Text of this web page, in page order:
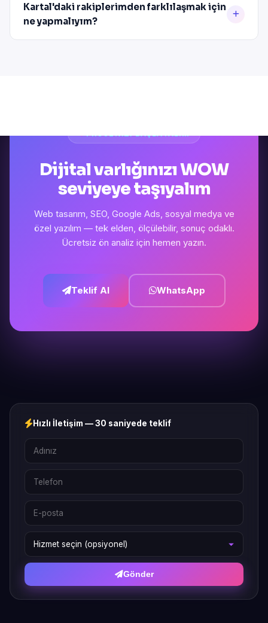
Kartal'daki rakiplerimden farklılaşmak için
ne yapmalıyım?
Dijital varlığınızı WOW
seviyeye taşıyalım
Web tasarım, SEO, Google Ads, sosyal medya ve
özel yazılım — tek elden, ölçülebilir, sonuç odaklı.
Ücretsiz ön analiz için hemen yazın.
Teklif Al WhatsApp
Hızlı İletişim — 30 saniyede teklif
Gönder